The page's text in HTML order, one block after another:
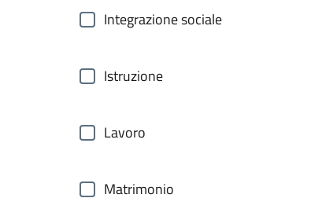
Integrazione sociale
Istruzione
Lavoro
Matrimonio